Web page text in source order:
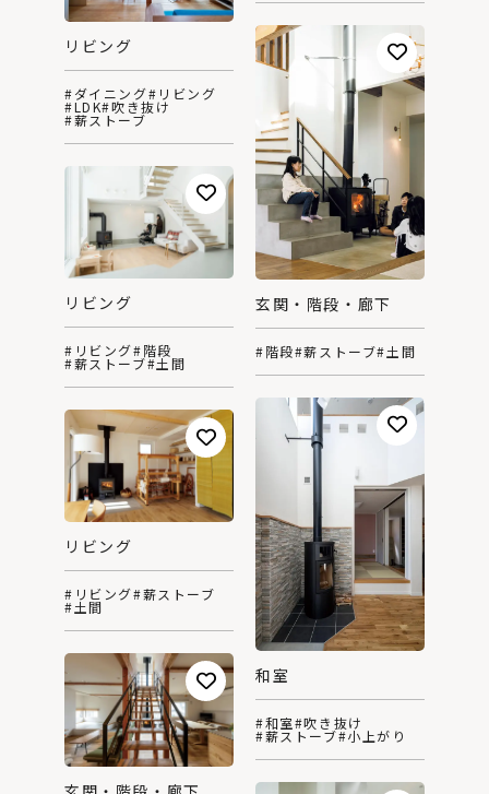
リビング
#ダイニング#リビング
#LDK#吹き抜け
#薪ストーブ
玄関・階段・廊下
#階段#薪ストーブ#土間
リビング
#リビング#階段
#薪ストーブ#土間
和室
#和室#吹き抜け
#薪ストーブ#小上がり
リビング
#リビング#薪ストーブ
#土間